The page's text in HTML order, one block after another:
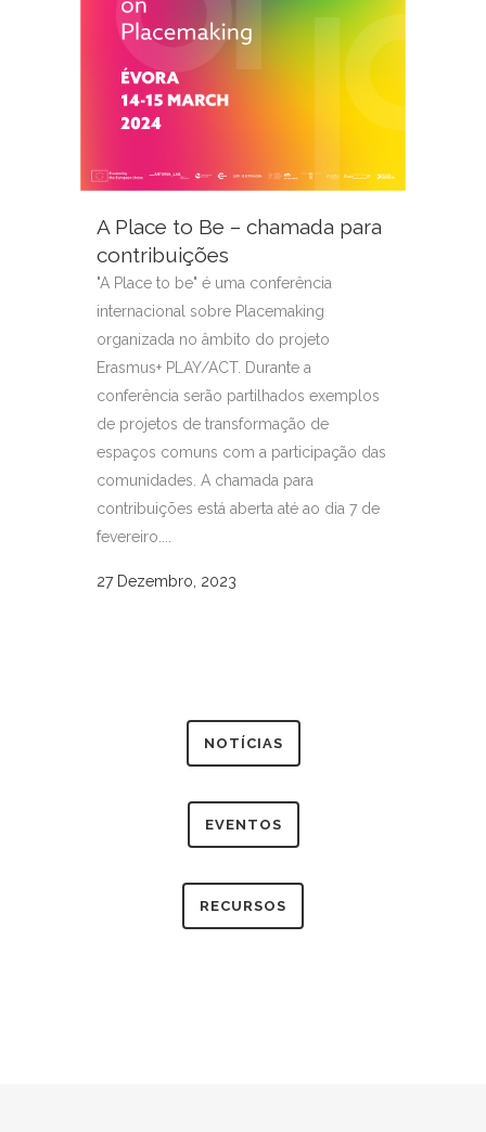
A Place to Be – chamada para
contribuições
"A Place to be" é uma conferência
internacional sobre Placemaking
organizada no âmbito do projeto
Erasmus+ PLAY/ACT. Durante a
conferência serão partilhados exemplos
de projetos de transformação de
espaços comuns com a participação das
comunidades. A chamada para
contribuições está aberta até ao dia 7 de
fevereiro....
27 Dezembro, 2023
NOTÍCIAS
EVENTOS
RECURSOS